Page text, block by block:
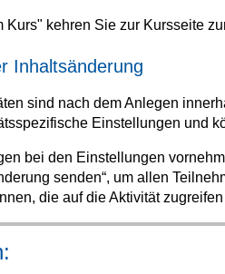
Kurs" kehren Sie zur Kursseite
Inhaltsänderung
sind nach dem Anlegen
Einstellungen und
bei den Einstellungen
senden“, um allen
die auf die Aktivität